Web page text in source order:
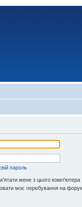
пароль
мене з цього комп'ютера
моє перебування на